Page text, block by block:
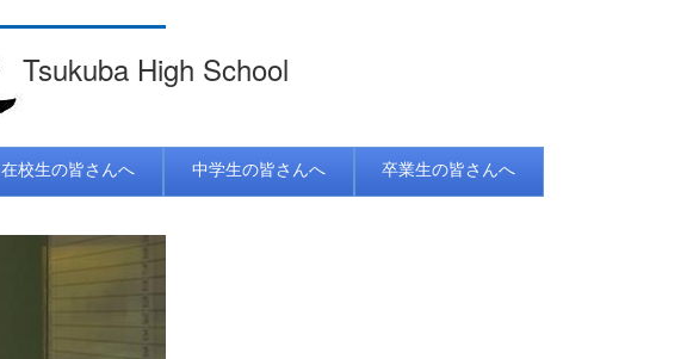
Tsukuba High School
在校生の皆さんへ 中学生の皆さんへ 卒業生の皆さんへ